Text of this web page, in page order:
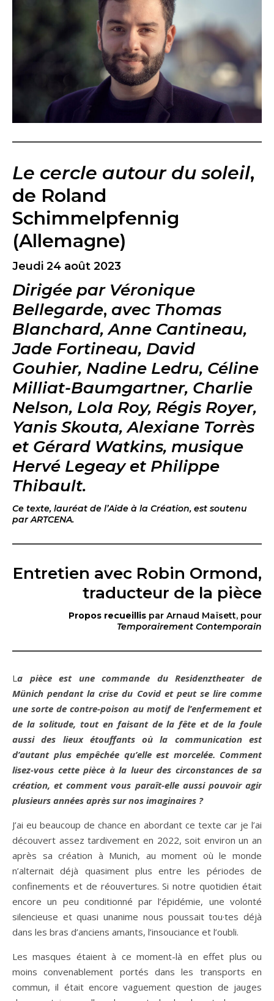
Le cercle autour du soleil,
de Roland
Schimmelpfennig
(Allemagne)
Jeudi 24 août 2023
Dirigée par Véronique
Bellegarde, avec Thomas
Blanchard, Anne Cantineau,
Jade Fortineau, David
Gouhier, Nadine Ledru, Céline
Milliat-Baumgartner, Charlie
Nelson, Lola Roy, Régis Royer,
Yanis Skouta, Alexiane Torrès
et Gérard Watkins, musique
Hervé Legeay et Philippe
Thibault.
Ce texte, lauréat de l’Aide à la Création, est soutenu
par ARTCENA.
Entretien avec Robin Ormond,
traducteur de la pièce
Propos recueillis par Arnaud Maïsett, pour
Temporairement Contemporain
La pièce est une commande du Residenztheater de
Münich pendant la crise du Covid et peut se lire comme
une sorte de contre-poison au motif de l’enfermement et
de la solitude, tout en faisant de la fête et de la foule
aussi des lieux étouffants où la communication est
d’autant plus empêchée qu’elle est morcelée. Comment
lisez-vous cette pièce à la lueur des circonstances de sa
création, et comment vous paraît-elle aussi pouvoir agir
plusieurs années après sur nos imaginaires ?
J’ai eu beaucoup de chance en abordant ce texte car je l’ai
découvert assez tardivement en 2022, soit environ un an
après sa création à Munich, au moment où le monde
n’alternait déjà quasiment plus entre les périodes de
confinements et de réouvertures. Si notre quotidien était
encore un peu conditionné par l’épidémie, une volonté
silencieuse et quasi unanime nous poussait tou·tes déjà
dans les bras d’anciens amants, l’insouciance et l’oubli.
Les masques étaient à ce moment-là en effet plus ou
moins convenablement portés dans les transports en
commun, il était encore vaguement question de jauges